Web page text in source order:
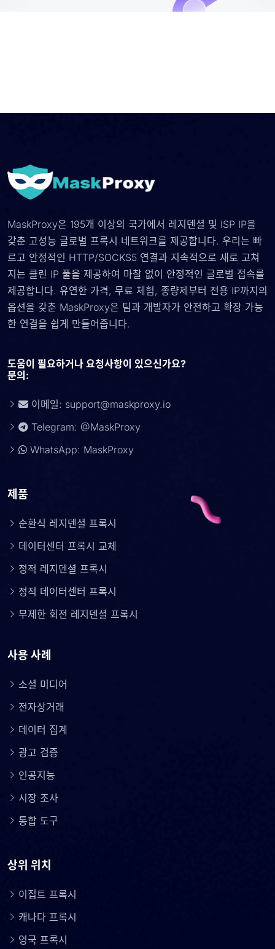
MaskProxy은 195개 이상의 국가에서 레지덴셜 및 ISP IP을
갖춘 고성능 글로벌 프록시 네트워크를 제공합니다. 우리는 빠
르고 안정적인 HTTP/SOCKS5 연결과 지속적으로 새로 고쳐
지는 클린 IP 풀을 제공하여 마찰 없이 안정적인 글로벌 접속를
제공합니다. 유연한 가격, 무료 체험, 종량제부터 전용 IP까지의
옵션을 갖춘 MaskProxy은 팀과 개발자가 안전하고 확장 가능
한 연결을 쉽게 만들어줍니다.
도움이 필요하거나 요청사항이 있으신가요?
문의:
이메일: support@maskproxy.io
Telegram: @MaskProxy
WhatsApp: MaskProxy
제품
순환식 레지덴셜 프록시
데이터센터 프록시 교체
정적 레지덴셜 프록시
정적 데이터센터 프록시
무제한 회전 레지덴셜 프록시
사용 사례
소셜 미디어
전자상거래
데이터 집계
광고 검증
인공지능
시장 조사
통합 도구
상위 위치
이집트 프록시
캐나다 프록시
영국 프록시